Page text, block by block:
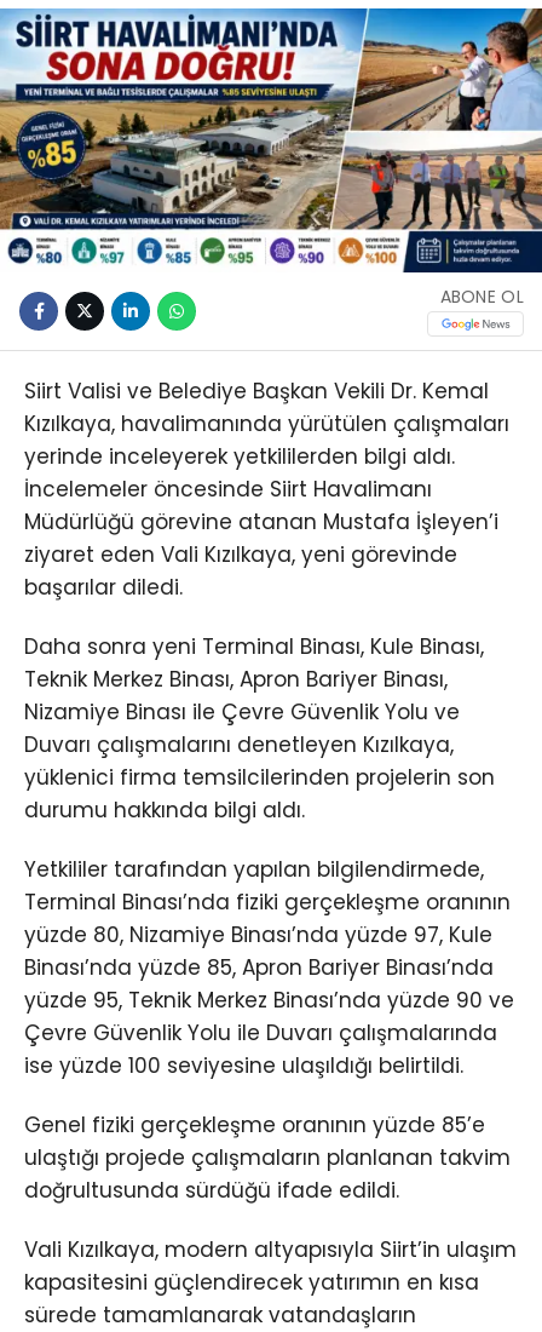
ABONE OL
Siirt Valisi ve Belediye Başkan Vekili Dr. Kemal
Kızılkaya, havalimanında yürütülen çalışmaları
yerinde inceleyerek yetkililerden bilgi aldı.
İncelemeler öncesinde Siirt Havalimanı
Müdürlüğü görevine atanan Mustafa İşleyen’i
ziyaret eden Vali Kızılkaya, yeni görevinde
başarılar diledi.
Daha sonra yeni Terminal Binası, Kule Binası,
Teknik Merkez Binası, Apron Bariyer Binası,
Nizamiye Binası ile Çevre Güvenlik Yolu ve
Duvarı çalışmalarını denetleyen Kızılkaya,
yüklenici firma temsilcilerinden projelerin son
durumu hakkında bilgi aldı.
Yetkililer tarafından yapılan bilgilendirmede,
Terminal Binası’nda fiziki gerçekleşme oranının
yüzde 80, Nizamiye Binası’nda yüzde 97, Kule
Binası’nda yüzde 85, Apron Bariyer Binası’nda
yüzde 95, Teknik Merkez Binası’nda yüzde 90 ve
Çevre Güvenlik Yolu ile Duvarı çalışmalarında
ise yüzde 100 seviyesine ulaşıldığı belirtildi.
Genel fiziki gerçekleşme oranının yüzde 85’e
ulaştığı projede çalışmaların planlanan takvim
doğrultusunda sürdüğü ifade edildi.
Vali Kızılkaya, modern altyapısıyla Siirt’in ulaşım
kapasitesini güçlendirecek yatırımın en kısa
sürede tamamlanarak vatandaşların